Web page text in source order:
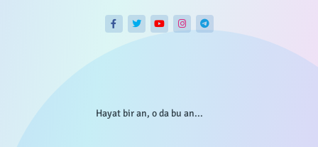
Hayat bir an, o da bu an...